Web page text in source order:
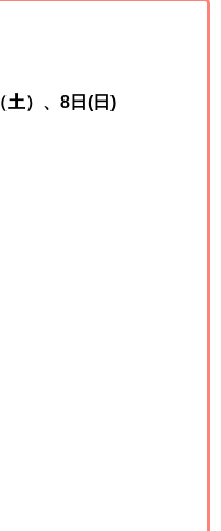
土）、8日(日)